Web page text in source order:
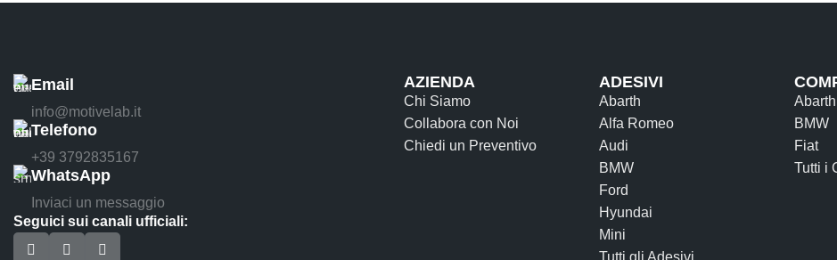
Email
info@motivelab.it
Telefono
+39 3792835167
WhatsApp
Inviaci un messaggio
Seguici sui canali ufficiali:
AZIENDA
Chi Siamo
Collabora con Noi
Chiedi un Preventivo
ADESIVI
Abarth
Alfa Romeo
Audi
BMW
Ford
Hyundai
Mini
Tutti gli Adesivi
Abarth
BMW
Fiat
Tutti i